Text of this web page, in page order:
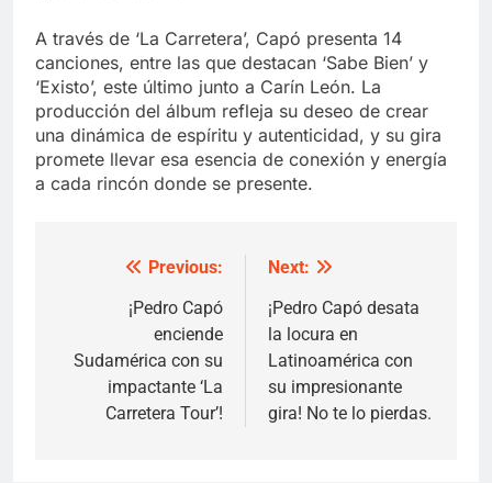
A través de ‘La Carretera’, Capó presenta 14
canciones, entre las que destacan ‘Sabe Bien’ y
‘Existo’, este último junto a Carín León. La
producción del álbum refleja su deseo de crear
una dinámica de espíritu y autenticidad, y su gira
promete llevar esa esencia de conexión y energía
a cada rincón donde se presente.
navigation
Previous:
¡Pedro Capó
enciende
Sudamérica con su
impactante ‘La
Carretera Tour’!
Next:
¡Pedro Capó desata
la locura en
Latinoamérica con
su impresionante
gira! No te lo pierdas.